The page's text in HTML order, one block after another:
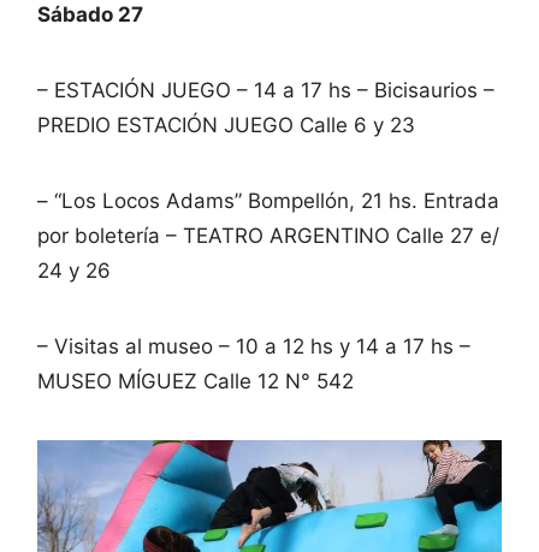
Sábado 27
– ESTACIÓN JUEGO – 14 a 17 hs – Bicisaurios –
PREDIO ESTACIÓN JUEGO Calle 6 y 23
– “Los Locos Adams” Bompellón, 21 hs. Entrada
por boletería – TEATRO ARGENTINO Calle 27 e/
24 y 26
– Visitas al museo – 10 a 12 hs y 14 a 17 hs –
MUSEO MÍGUEZ Calle 12 N° 542